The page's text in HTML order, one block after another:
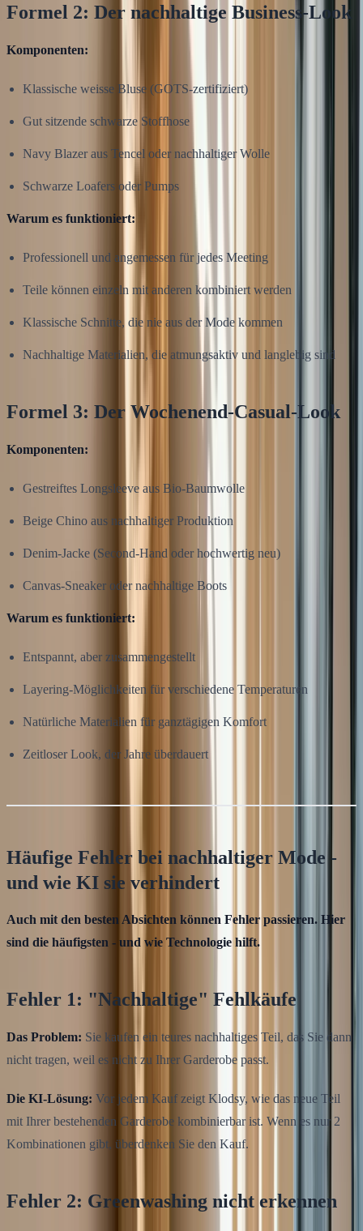
Formel 2: Der nachhaltige Business-Look
Komponenten:
Klassische weisse Bluse (GOTS-zertifiziert)
Gut sitzende schwarze Stoffhose
Navy Blazer aus Tencel oder nachhaltiger Wolle
Schwarze Loafers oder Pumps
Warum es funktioniert:
Professionell und angemessen für jedes Meeting
Teile können einzeln mit anderen kombiniert werden
Klassische Schnitte, die nie aus der Mode kommen
Nachhaltige Materialien, die atmungsaktiv und langlebig sind
Formel 3: Der Wochenend-Casual-Look
Komponenten:
Gestreiftes Longsleeve aus Bio-Baumwolle
Beige Chino aus nachhaltiger Produktion
Denim-Jacke (Second-Hand oder hochwertig neu)
Canvas-Sneaker oder nachhaltige Boots
Warum es funktioniert:
Entspannt, aber zusammengestellt
Layering-Möglichkeiten für verschiedene Temperaturen
Natürliche Materialien für ganztägigen Komfort
Zeitloser Look, der Jahre überdauert
Häufige Fehler bei nachhaltiger Mode -
und wie KI sie verhindert
Auch mit den besten Absichten können Fehler passieren. Hier
sind die häufigsten - und wie Technologie hilft.
Fehler 1: "Nachhaltige" Fehlkäufe
Das Problem: Sie kaufen ein teures nachhaltiges Teil, das Sie dann
nicht tragen, weil es nicht zu Ihrer Garderobe passt.
Die KI-Lösung: Vor jedem Kauf zeigt Klodsy, wie das neue Teil
mit Ihrer bestehenden Garderobe kombinierbar ist. Wenn es nur 2
Kombinationen gibt, überdenken Sie den Kauf.
Fehler 2: Greenwashing nicht erkennen